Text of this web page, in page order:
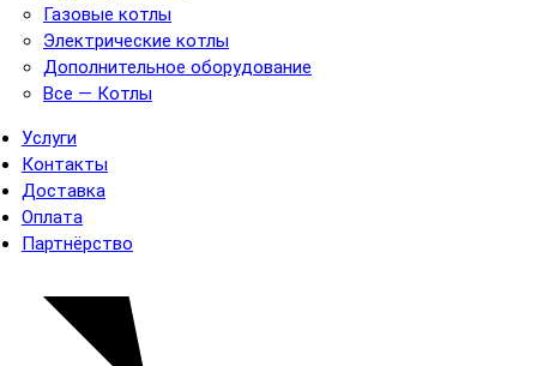
Газовые котлы
Электрические котлы
Дополнительное оборудование
Все — Котлы
Услуги
Контакты
Доставка
Оплата
Партнёрство